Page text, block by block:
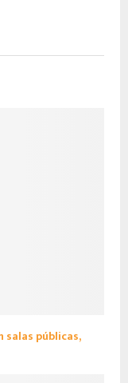
salas públicas,